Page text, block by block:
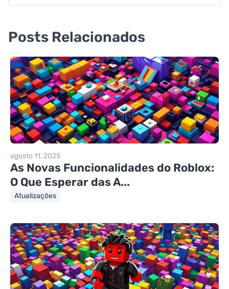
Posts Relacionados
agosto 11, 2025
As Novas Funcionalidades do Roblox:
O Que Esperar das A...
Atualizações